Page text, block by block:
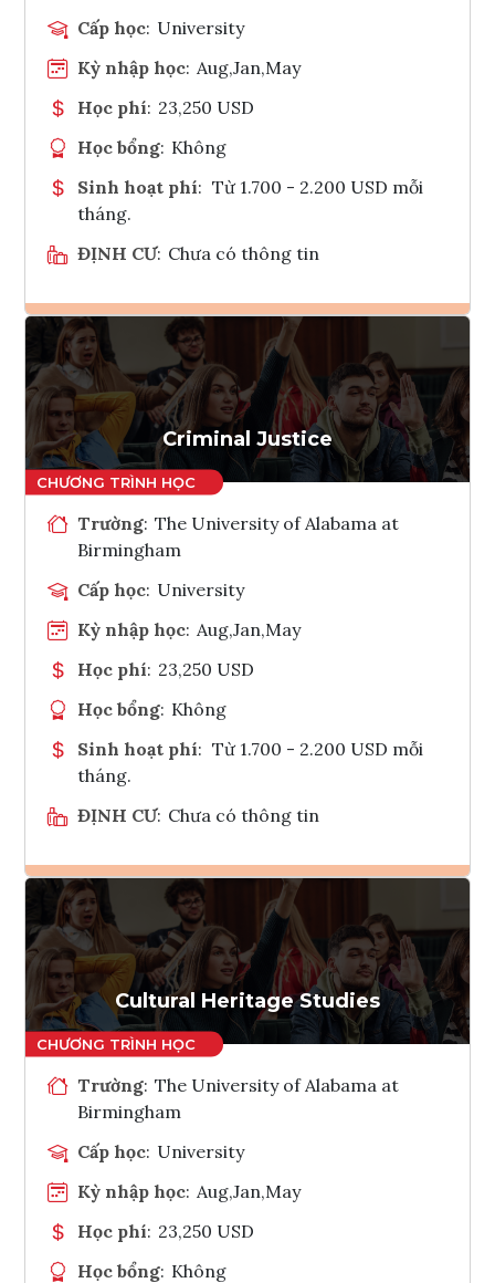
Cấp học: University
Kỳ nhập học: Aug,Jan,May
Học phí: 23,250 USD
Học bổng: Không
Sinh hoạt phí: Từ 1.700 - 2.200 USD mỗi
tháng.
ĐỊNH CƯ: Chưa có thông tin
Ghi danh
Tham vấn Interlink
Criminal Justice
Trường: The University of Alabama at
Birmingham
Cấp học: University
Kỳ nhập học: Aug,Jan,May
Học phí: 23,250 USD
Học bổng: Không
Sinh hoạt phí: Từ 1.700 - 2.200 USD mỗi
tháng.
ĐỊNH CƯ: Chưa có thông tin
Ghi danh
Tham vấn Interlink
Cultural Heritage Studies
Trường: The University of Alabama at
Birmingham
Cấp học: University
Kỳ nhập học: Aug,Jan,May
Học phí: 23,250 USD
Học bổng: Không